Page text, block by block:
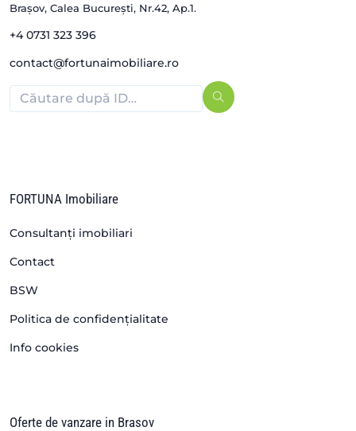
Brașov, Calea București, Nr.42, Ap.1.
+4 0731 323 396
contact@fortunaimobiliare.ro
FORTUNA Imobiliare
Consultanți imobiliari
Contact
BSW
Politica de confidențialitate
Info cookies
Oferte de vanzare in Brasov